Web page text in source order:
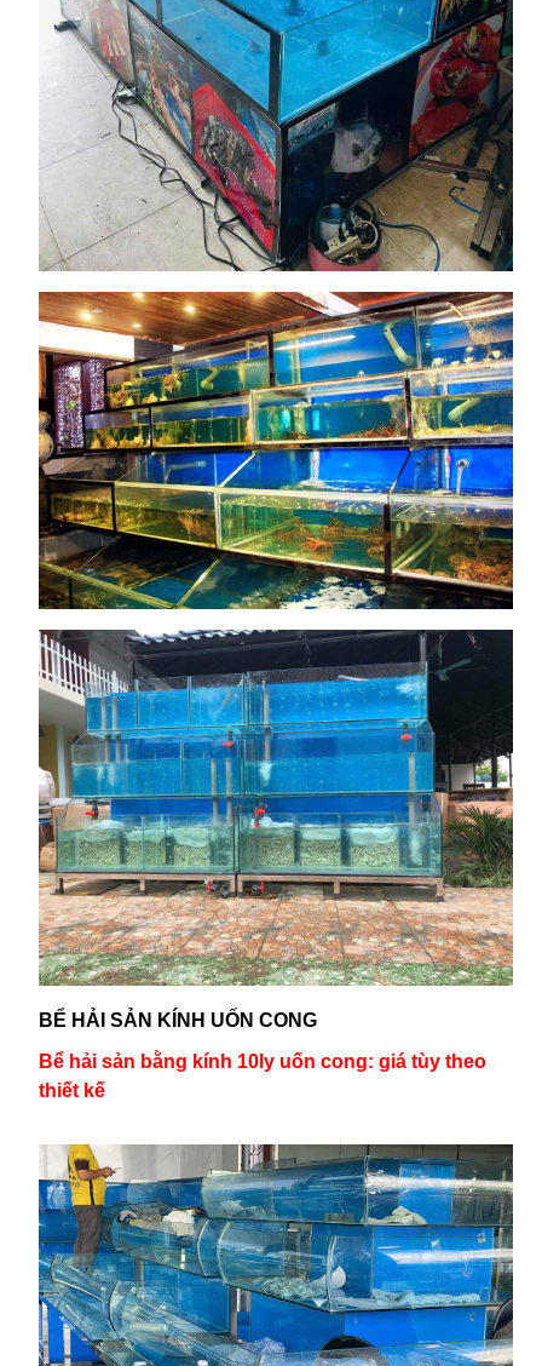
BỂ HẢI SẢN KÍNH UỐN CONG
Bể hải sản bằng kính 10ly uốn cong: giá tùy theo
thiết kế